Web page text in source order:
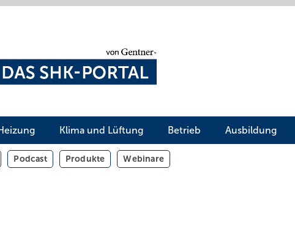
Klima und Lüftung Betrieb Ausbildung
Podcast Produkte Webinare